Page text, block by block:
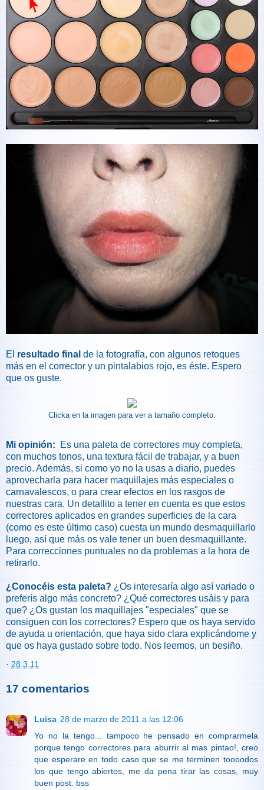
El resultado final de la fotografía, con algunos retoques
más en el corrector y un pintalabios rojo, es éste. Espero
que os guste.
Clicka en la imagen para ver a tamaño completo.
Mi opinión: Es una paleta de correctores muy completa,
con muchos tonos, una textura fácil de trabajar, y a buen
precio. Además, si como yo no la usas a diario, puedes
aprovecharla para hacer maquillajes más especiales o
carnavalescos, o para crear efectos en los rasgos de
nuestras cara. Un detallito a tener en cuenta es que estos
correctores aplicados en grandes superficies de la cara
(como es este último caso) cuesta un mundo desmaquillarlo
luego, así que más os vale tener un buen desmaquillante.
Para correcciones puntuales no da problemas a la hora de
retirarlo.
¿Conocéis esta paleta? ¿Os interesaría algo así variado o
preferís algo más concreto? ¿Qué correctores usáis y para
que? ¿Os gustan los maquillajes "especiales" que se
consiguen con los correctores? Espero que os haya servido
de ayuda u orientación, que haya sido clara explicándome y
que os haya gustado sobre todo. Nos leemos, un besiño.
· 28.3.11
17 comentarios
Luisa 28 de marzo de 2011 a las 12:06
Yo no la tengo... tampoco he pensado en comprarmela
porque tengo correctores para aburrir al mas pintao!, creo
que esperare en todo caso que se me terminen toooodos
los que tengo abiertos, me da pena tirar las cosas, muy
buen post. bss